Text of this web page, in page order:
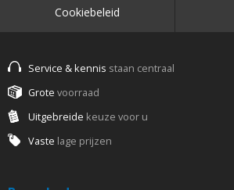
Cookiebeleid
Service & kennis staan centraal
Grote voorraad
Uitgebreide keuze voor u
Vaste lage prijzen